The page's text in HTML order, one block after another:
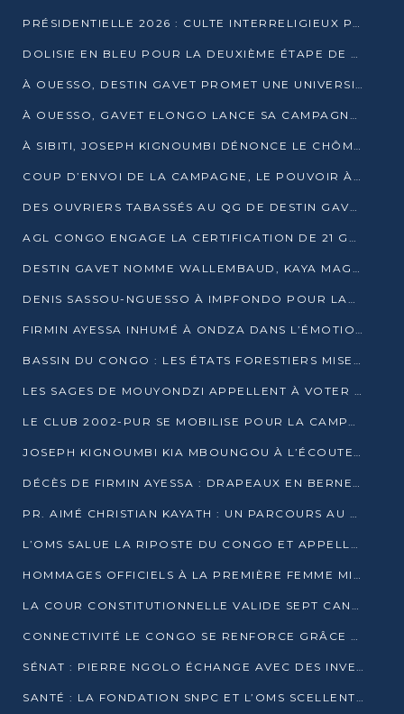
PRÉSIDENTIELLE 2026 : CULTE INTERRELIGIEUX POUR LA PAIX À OUENZÉ
DOLISIE EN BLEU POUR LA DEUXIÈME ÉTAPE DE CAMPAGNE DE DSN
À OUESSO, DESTIN GAVET PROMET UNE UNIVERSITÉ POUR LA SANGHA
À OUESSO, GAVET ELONGO LANCE SA CAMPAGNE SOUS LE SIGNE DU RENOUVEAU
À SIBITI, JOSEPH KIGNOUMBI DÉNONCE LE CHÔMAGE ET LES DÉFAILLANCES DE L’ÉTAT
COUP D’ENVOI DE LA CAMPAGNE, LE POUVOIR À POINTE-NOIRE, L’OPPOSITION À OUESSO ET SIBITI
DES OUVRIERS TABASSÉS AU QG DE DESTIN GAVET À 24 HEURES DE L’OUVERTURE DE LA CAMPAGNE
AGL CONGO ENGAGE LA CERTIFICATION DE 21 GRUTIERS AUX NORMES INTERNATIONALES
DESTIN GAVET NOMME WALLEMBAUD, KAYA MAGANE, BOUDZIKA ET MBOUSSA-ELLAH AUX COMMANDES DE SA CAMPAGNE
DENIS SASSOU-NGUESSO À IMPFONDO POUR LANCER LE CORRIDOR 13
FIRMIN AYESSA INHUMÉ À ONDZA DANS L’ÉMOTION ET LE RECUEILLEMENT
BASSIN DU CONGO : LES ÉTATS FORESTIERS MISENT SUR LES MARCHÉS CARBONE
LES SAGES DE MOUYONDZI APPELLENT À VOTER DENIS SASSOU-NGUESSO
LE CLUB 2002-PUR SE MOBILISE POUR LA CAMPAGNE
JOSEPH KIGNOUMBI KIA MBOUNGOU À L’ÉCOUTE DE TALANGAÏ
DÉCÈS DE FIRMIN AYESSA : DRAPEAUX EN BERNE LUNDI
PR. AIMÉ CHRISTIAN KAYATH : UN PARCOURS AU SERVICE DE LA RECHERCHE ET DE L’INNOVATION
L’OMS SALUE LA RIPOSTE DU CONGO ET APPELLE À DES RÉFORMES DURABLES
HOMMAGES OFFICIELS À LA PREMIÈRE FEMME MINISTRE DU CONGO
LA COUR CONSTITUTIONNELLE VALIDE SEPT CANDIDATURES POUR LA PRÉSIDENTIELLE
CONNECTIVITÉ LE CONGO SE RENFORCE GRÂCE AU CÂBLE 2AFRICA
SÉNAT : PIERRE NGOLO ÉCHANGE AVEC DES INVESTISSEURS DU NUMÉRIQUE
SANTÉ : LA FONDATION SNPC ET L’OMS SCELLENT UN PARTENARIAT STRATÉGIQUE DE TROIS ANS